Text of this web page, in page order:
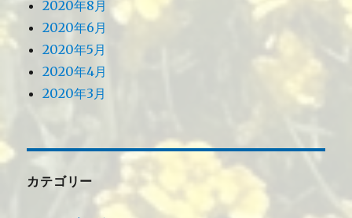
2020年8月
2020年6月
2020年5月
2020年4月
2020年3月
カテゴリー